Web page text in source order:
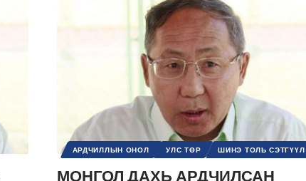
АРДЧИЛЛЫН ОНОЛ УЛС ТӨР ШИНЭ ТОЛЬ СЭТГҮҮЛ
МОНГОЛ ДАХЬ АРДЧИЛСАН